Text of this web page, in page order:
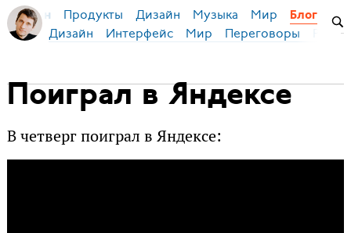
Бирман Продукты Дизайн Музыка Мир Блог
Дизайн Интерфейс Мир Переговоры
Поиграл в Яндексе
В четверг поиграл в Яндексе: